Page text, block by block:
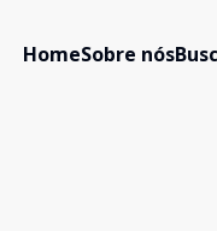
HomeSobre nós